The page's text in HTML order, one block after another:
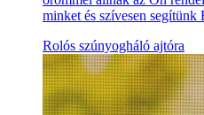
minket és szívesen segítünk
Rolós szúnyogháló ajtóra